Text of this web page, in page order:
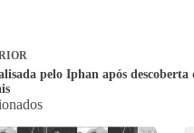
pelo Iphan após descoberta